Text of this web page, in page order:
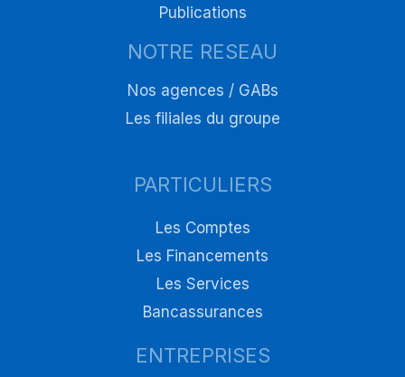
Publications
NOTRE RESEAU
Nos agences / GABs
Les filiales du groupe
PARTICULIERS
Les Comptes
Les Financements
Les Services
Bancassurances
ENTREPRISES